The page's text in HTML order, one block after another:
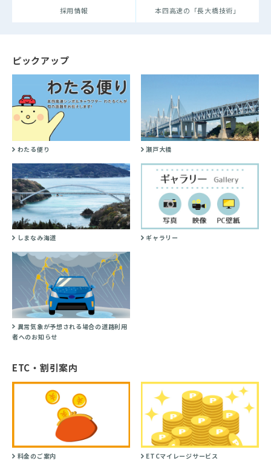
採用情報 本四高速の「長大橋技術」
ピックアップ
わたる便り 瀬戸大橋
しまなみ海道 ギャラリー
異常気象が予想される場合の道路利用
者へのお知らせ
ETC・割引案内
料金のご案内 ETCマイレージサービス